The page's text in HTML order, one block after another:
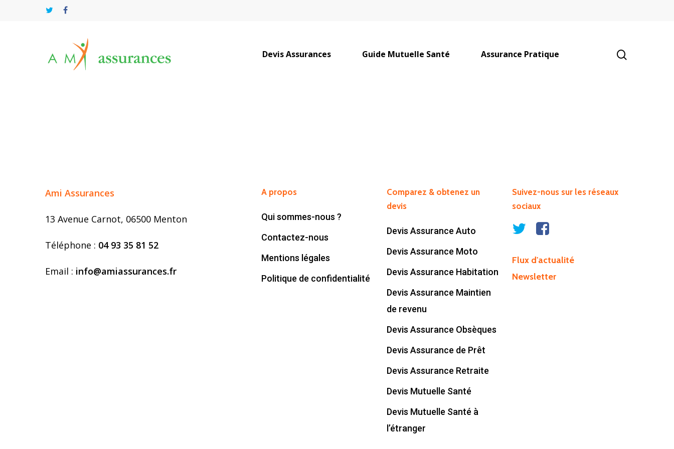
Devis Assurances Guide Mutuelle Santé Assurance Pratique
Ami Assurances
13 Avenue Carnot, 06500 Menton
Téléphone : 04 93 35 81 52
Email : info@amiassurances.fr
A propos
Qui sommes-nous ?
Contactez-nous
Mentions légales
Politique de confidentialité
Comparez & obtenez un
devis
Devis Assurance Auto
Devis Assurance Moto
Devis Assurance Habitation
Devis Assurance Maintien
de revenu
Devis Assurance Obsèques
Devis Assurance de Prêt
Devis Assurance Retraite
Devis Mutuelle Santé
Devis Mutuelle Santé à
l’étranger
Suivez-nous sur les réseaux
sociaux
Flux d'actualité
Newsletter
The Castle
2500 Castle Dr
T:+216 (0)40 3629 4753